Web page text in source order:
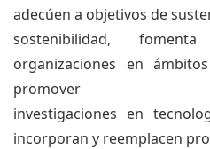
adecúen a objetivos de
sostenibilidad,
organizaciones en
promover
investigaciones en
incorporan y reemplacen